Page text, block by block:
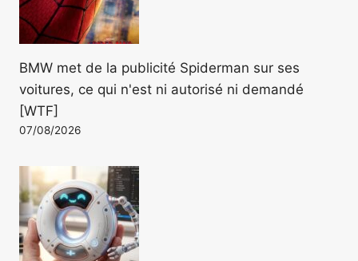
BMW met de la publicité Spiderman sur ses
voitures, ce qui n'est ni autorisé ni demandé
[WTF]
07/08/2026